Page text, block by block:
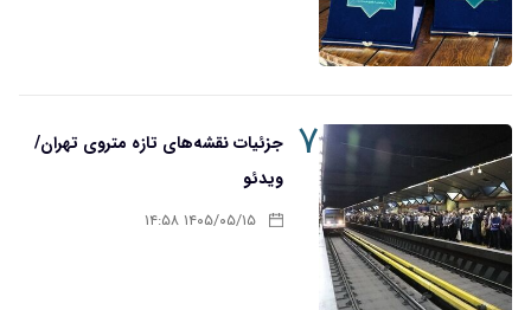
۷ جزئیات نقشه‌های تازه متروی تهران/
ویدئو
۱۴۰۵/۰۵/۱۵ ۱۴:۵۸